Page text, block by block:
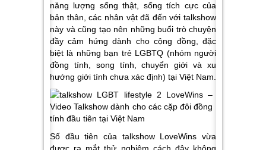
năng lượng sống thật, sống tích cực của
bản thân, các nhân vật đã đến với talkshow
này và cũng tạo nên những buổi trò chuyện
đầy cảm hứng dành cho cộng đồng, đặc
biệt là những bạn trẻ LGBTQ (nhóm người
đồng tính, song tính, chuyển giới và xu
hướng giới tính chưa xác định) tại Việt Nam.
Số đầu tiên của talkshow LoveWins vừa